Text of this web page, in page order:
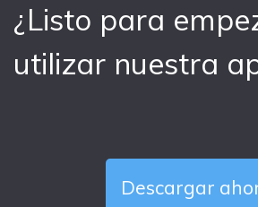
¿Listo para
utilizar nuestra
Descargar